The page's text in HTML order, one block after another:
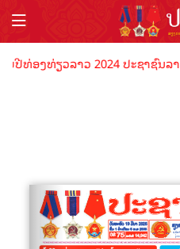
ປີທ່ອງທ່ຽວລາວ 2024 ປະຊາຊົນລ